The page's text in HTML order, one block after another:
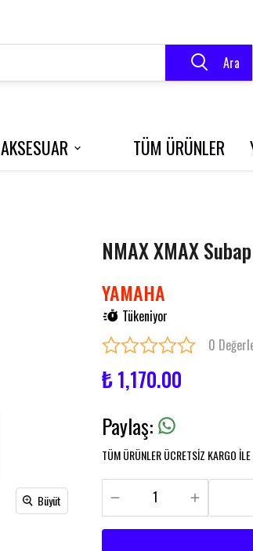
Ara
GRACE 202
AKSESUAR TÜM ÜRÜNLER
Büyüt
NMAX XMAX
YAMAHA
Tükeniyor
0
₺ 1,170.00
Paylaş:
TÜM ÜRÜNLER ÜCRETSİZ KARGO İLE